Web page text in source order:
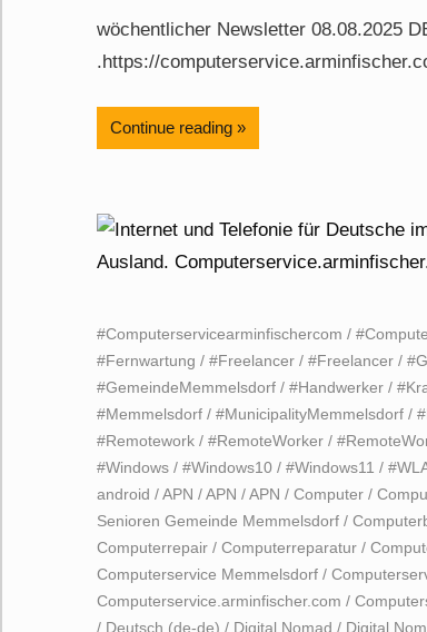
wöchentlicher Newsletter 08.08.2025
.https://
Continue reading
#Computerservicearminfischercom /
#Fernwartung / #Freelancer / #Freelancer /
#GemeindeMemmelsdorf / #Handwerker /
#Memmelsdorf / #MunicipalityMemmelsdorf /
#Remotework / #RemoteWorker /
#Windows / #Windows10 / #Windows11 /
android /APN /APN /APN / Computer /
Senioren Gemeinde Memmelsdorf /
Computerrepair / Computerreparatur /
Computerservice Memmelsdorf /
Computerservice.arminfischer.com /
/ Deutsch (de-de) / Digital Nomad / Digital